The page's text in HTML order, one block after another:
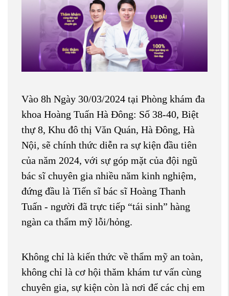
Vào 8h Ngày 30/03/2024 tại Phòng khám đa
khoa Hoàng Tuấn Hà Đông: Số 38-40, Biệt
thự 8, Khu đô thị Văn Quán, Hà Đông, Hà
Nội, sẽ chính thức diễn ra sự kiện đầu tiên
của năm 2024, với sự góp mặt của đội ngũ
bác sĩ chuyên gia nhiều năm kinh nghiệm,
đứng đầu là Tiến sĩ bác sĩ Hoàng Thanh
Tuấn - người đã trực tiếp “tái sinh” hàng
ngàn ca thẩm mỹ lỗi/hỏng.
Không chỉ là kiến thức về thẩm mỹ an toàn,
không chỉ là cơ hội thăm khám tư vấn cùng
chuyên gia, sự kiện còn là nơi để các chị em